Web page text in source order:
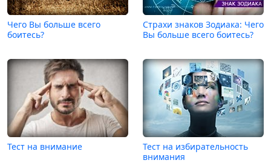
Чего Вы больше всего
боитесь?
Страхи знаков Зодиака: Чего
Вы больше всего боитесь?
Тест на внимание
Тест на избирательность
внимания